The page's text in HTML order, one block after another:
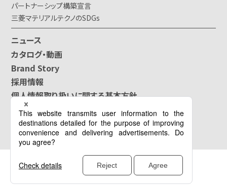
パートナーシップ構築宣言
三菱マテリアルテクノのSDGs
ニュース
カタログ・動画
Brand Story
採用情報
個人情報取り扱いに関する基本方針
ソーシャルメディアガイドライン
サイトポリシー